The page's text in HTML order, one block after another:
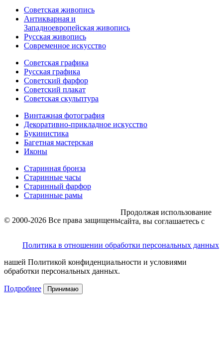
Советская живопись
Антикварная и
Западноевропейская живопись
Русская живопись
Современное искусство
Советская графика
Русская графика
Советский фарфор
Советский плакат
Советская скульптура
Винтажная фотография
Декоративно-прикладное искусство
Букинистика
Багетная мастерская
Иконы
Старинная бронза
Старинные часы
Старинный фарфор
Старинные рамы
© 2000-2026 Все права защищены
Политика в отношении обработки персональных данных
Продолжая использование
сайта, вы соглашаетесь с
нашей Политикой конфиденциальности и условиями
обработки персональных данных.
Подробнее Принимаю